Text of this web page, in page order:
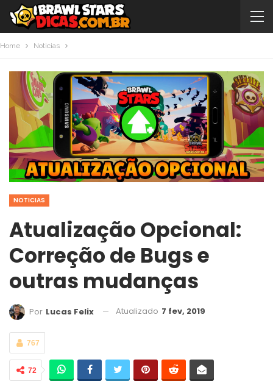
Home Noticias
NOTICIAS
Atualização Opcional:
Correção de Bugs e
outras mudanças
Por Lucas Felix Atualizado 7 fev, 2019
767
72